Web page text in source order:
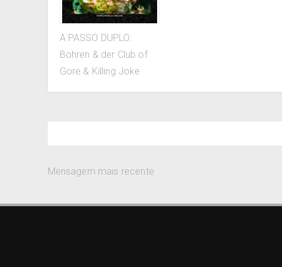
A PASSO DUPLO:
Bohren & der Club of
Gore & Killing Joke
Mensagem mais recente